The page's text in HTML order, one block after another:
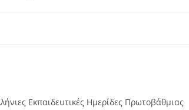
Εκπαιδευτικές Ημερίδες Πρωτοβάθμιας